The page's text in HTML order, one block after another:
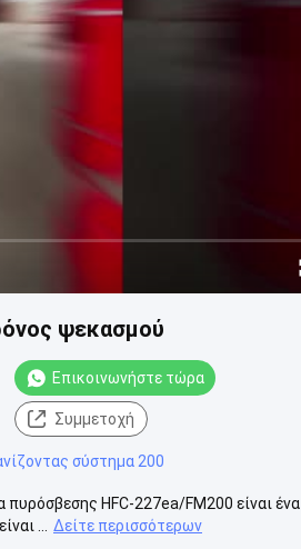
ψεκασμού
Επικοινωνήστε τώρα
Συμμετοχή
σύστημα 200
HFC-227ea/FM200 είναι ένα
...
Δείτε περισσότερων